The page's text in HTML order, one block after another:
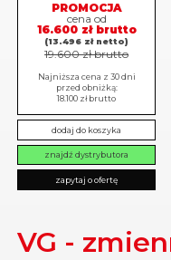
VG -
PROMOCJA
cena od
16.600 zł brutto
(13.496 zł netto)
19.600 zł brutto
Najniższa cena z 30 dni
przed obniżką:
18.100 zł brutto
dodaj do koszyka
znajdź dystrybutora
zapytaj o ofertę